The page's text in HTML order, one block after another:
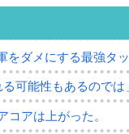
ダメにする最強タ
可能性もあるのでは
アは上がった。